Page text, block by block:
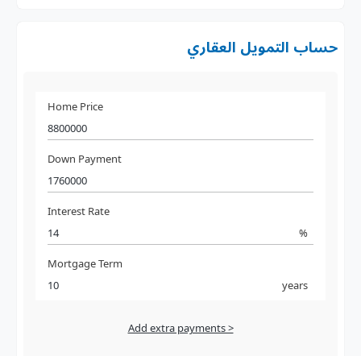
حساب التمويل العقاري
Home Price
Down Payment
Interest Rate
%
Mortgage Term
years
Add extra payments >